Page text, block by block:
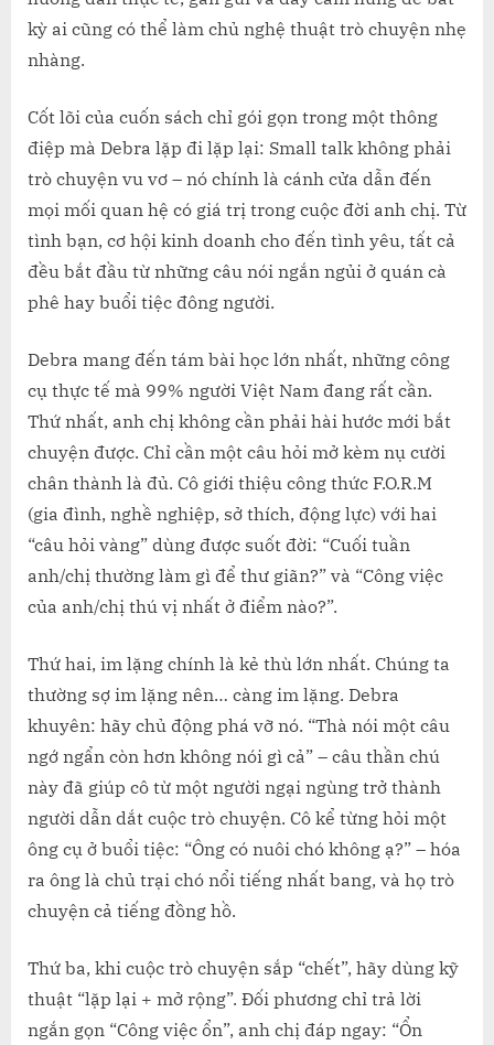
kỳ ai cũng có thể làm chủ nghệ thuật trò chuyện nhẹ
nhàng.
Cốt lõi của cuốn sách chỉ gói gọn trong một thông
điệp mà Debra lặp đi lặp lại: Small talk không phải
trò chuyện vu vơ – nó chính là cánh cửa dẫn đến
mọi mối quan hệ có giá trị trong cuộc đời anh chị. Từ
tình bạn, cơ hội kinh doanh cho đến tình yêu, tất cả
đều bắt đầu từ những câu nói ngắn ngủi ở quán cà
phê hay buổi tiệc đông người.
Debra mang đến tám bài học lớn nhất, những công
cụ thực tế mà 99% người Việt Nam đang rất cần.
Thứ nhất, anh chị không cần phải hài hước mới bắt
chuyện được. Chỉ cần một câu hỏi mở kèm nụ cười
chân thành là đủ. Cô giới thiệu công thức F.O.R.M
(gia đình, nghề nghiệp, sở thích, động lực) với hai
“câu hỏi vàng” dùng được suốt đời: “Cuối tuần
anh/chị thường làm gì để thư giãn?” và “Công việc
của anh/chị thú vị nhất ở điểm nào?”.
Thứ hai, im lặng chính là kẻ thù lớn nhất. Chúng ta
thường sợ im lặng nên… càng im lặng. Debra
khuyên: hãy chủ động phá vỡ nó. “Thà nói một câu
ngớ ngẩn còn hơn không nói gì cả” – câu thần chú
này đã giúp cô từ một người ngại ngùng trở thành
người dẫn dắt cuộc trò chuyện. Cô kể từng hỏi một
ông cụ ở buổi tiệc: “Ông có nuôi chó không ạ?” – hóa
ra ông là chủ trại chó nổi tiếng nhất bang, và họ trò
chuyện cả tiếng đồng hồ.
Thứ ba, khi cuộc trò chuyện sắp “chết”, hãy dùng kỹ
thuật “lặp lại + mở rộng”. Đối phương chỉ trả lời
ngắn gọn “Công việc ổn”, anh chị đáp ngay: “Ổn